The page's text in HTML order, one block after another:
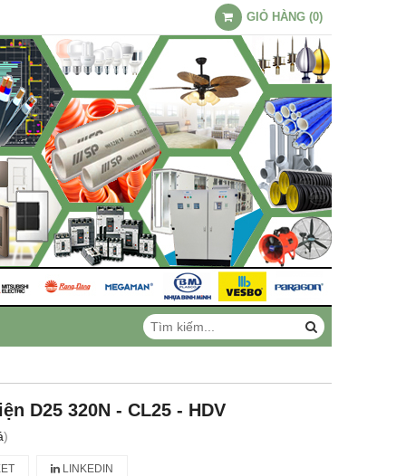
GIỎ HÀNG (0)
D25 320N - CL25 - HDV
)
LINKEDIN